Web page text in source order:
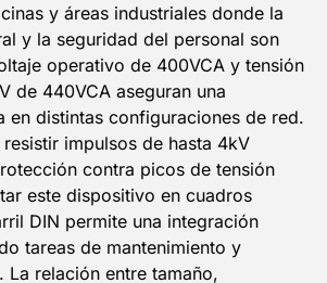
y áreas industriales donde la
y la seguridad del personal son
operativo de 400VCA y tensión
de 440VCA aseguran una
en distintas configuraciones de red.
impulsos de hasta 4kV
contra picos de tensión
este dispositivo en cuadros
DIN permite una integración
tareas de mantenimiento y
La relación entre tamaño,